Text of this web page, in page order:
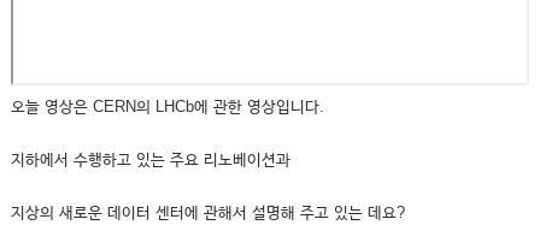
오늘 영상은 CERN의 LHCb에 관한 영상입니다.
지하에서 수행하고 있는 주요 리노베이션과
지상의 새로운 데이터 센터에 관해서 설명해 주고 있는 데요?